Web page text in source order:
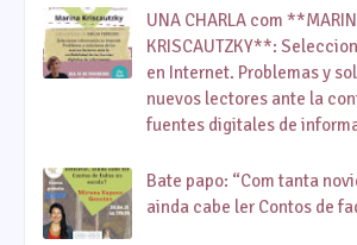
UNA CHARLA com
KRISCAUTZKY**:
en Internet. Problemas y
nuevos lectores ante la
fuentes digitales de
Bate papo: “Com tanta
ainda cabe ler Contos de